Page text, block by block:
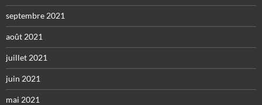
septembre 2021
août 2021
juillet 2021
juin 2021
mai 2021